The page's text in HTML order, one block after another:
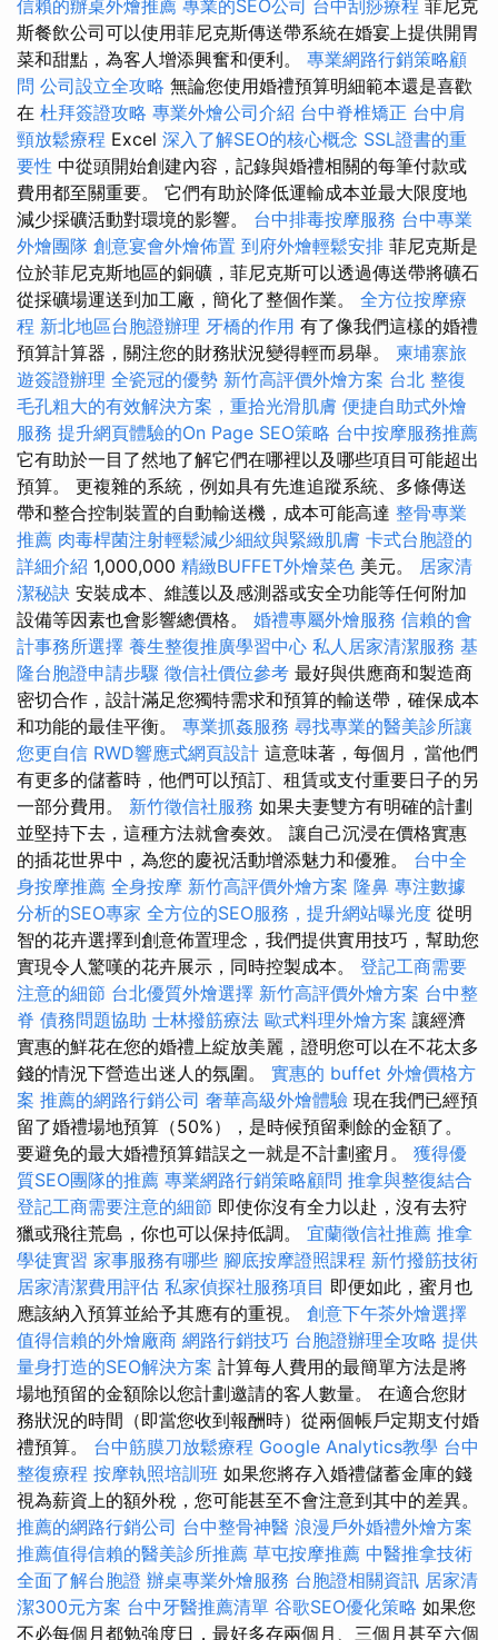
信賴的辦桌外燴推薦 專業的SEO公司 台中刮痧療程 菲尼克
斯餐飲公司可以使用菲尼克斯傳送帶系統在婚宴上提供開胃
菜和甜點，為客人增添興奮和便利。 專業網路行銷策略顧
問 公司設立全攻略 無論您使用婚禮預算明細範本還是喜歡
在 杜拜簽證攻略 專業外燴公司介紹 台中脊椎矯正 台中肩
頸放鬆療程 Excel 深入了解SEO的核心概念 SSL證書的重
要性 中從頭開始創建內容，記錄與婚禮相關的每筆付款或
費用都至關重要。 它們有助於降低運輸成本並最大限度地
減少採礦活動對環境的影響。 台中排毒按摩服務 台中專業
外燴團隊 創意宴會外燴佈置 到府外燴輕鬆安排 菲尼克斯是
位於菲尼克斯地區的銅礦，菲尼克斯可以透過傳送帶將礦石
從採礦場運送到加工廠，簡化了整個作業。 全方位按摩療
程 新北地區台胞證辦理 牙橋的作用 有了像我們這樣的婚禮
預算計算器，關注您的財務狀況變得輕而易舉。 柬埔寨旅
遊簽證辦理 全瓷冠的優勢 新竹高評價外燴方案 台北 整復
毛孔粗大的有效解決方案，重拾光滑肌膚 便捷自助式外燴
服務 提升網頁體驗的On Page SEO策略 台中按摩服務推薦
它有助於一目了然地了解它們在哪裡以及哪些項目可能超出
預算。 更複雜的系統，例如具有先進追蹤系統、多條傳送
帶和整合控制裝置的自動輸送機，成本可能高達 整骨專業
推薦 肉毒桿菌注射輕鬆減少細紋與緊緻肌膚 卡式台胞證的
詳細介紹 1,000,000 精緻BUFFET外燴菜色 美元。 居家清
潔秘訣 安裝成本、維護以及感測器或安全功能等任何附加
設備等因素也會影響總價格。 婚禮專屬外燴服務 信賴的會
計事務所選擇 養生整復推廣學習中心 私人居家清潔服務 基
隆台胞證申請步驟 徵信社價位參考 最好與供應商和製造商
密切合作，設計滿足您獨特需求和預算的輸送帶，確保成本
和功能的最佳平衡。 專業抓姦服務 尋找專業的醫美診所讓
您更自信 RWD響應式網頁設計 這意味著，每個月，當他們
有更多的儲蓄時，他們可以預訂、租賃或支付重要日子的另
一部分費用。 新竹徵信社服務 如果夫妻雙方有明確的計劃
並堅持下去，這種方法就會奏效。 讓自己沉浸在價格實惠
的插花世界中，為您的慶祝活動增添魅力和優雅。 台中全
身按摩推薦 全身按摩 新竹高評價外燴方案 隆鼻 專注數據
分析的SEO專家 全方位的SEO服務，提升網站曝光度 從明
智的花卉選擇到創意佈置理念，我們提供實用技巧，幫助您
實現令人驚嘆的花卉展示，同時控製成本。 登記工商需要
注意的細節 台北優質外燴選擇 新竹高評價外燴方案 台中整
脊 債務問題協助 士林撥筋療法 歐式料理外燴方案 讓經濟
實惠的鮮花在您的婚禮上綻放美麗，證明您可以在不花太多
錢的情況下營造出迷人的氛圍。 實惠的 buffet 外燴價格方
案 推薦的網路行銷公司 奢華高級外燴體驗 現在我們已經預
留了婚禮場地預算（50%），是時候預留剩餘的金額了。
要避免的最大婚禮預算錯誤之一就是不計劃蜜月。 獲得優
質SEO團隊的推薦 專業網路行銷策略顧問 推拿與整復結合
登記工商需要注意的細節 即使你沒有全力以赴，沒有去狩
獵或飛往荒島，你也可以保持低調。 宜蘭徵信社推薦 推拿
學徒實習 家事服務有哪些 腳底按摩證照課程 新竹撥筋技術
居家清潔費用評估 私家偵探社服務項目 即便如此，蜜月也
應該納入預算並給予其應有的重視。 創意下午茶外燴選擇
值得信賴的外燴廠商 網路行銷技巧 台胞證辦理全攻略 提供
量身打造的SEO解決方案 計算每人費用的最簡單方法是將
場地預留的金額除以您計劃邀請的客人數量。 在適合您財
務狀況的時間（即當您收到報酬時）從兩個帳戶定期支付婚
禮預算。 台中筋膜刀放鬆療程 Google Analytics教學 台中
整復療程 按摩執照培訓班 如果您將存入婚禮儲蓄金庫的錢
視為薪資上的額外稅，您可能甚至不會注意到其中的差異。
推薦的網路行銷公司 台中整骨神醫 浪漫戶外婚禮外燴方案
推薦值得信賴的醫美診所推薦 草屯按摩推薦 中醫推拿技術
全面了解台胞證 辦桌專業外燴服務 台胞證相關資訊 居家清
潔300元方案 台中牙醫推薦清單 谷歌SEO優化策略 如果您
不必每個月都勉強度日，最好多存兩個月、三個月甚至六個